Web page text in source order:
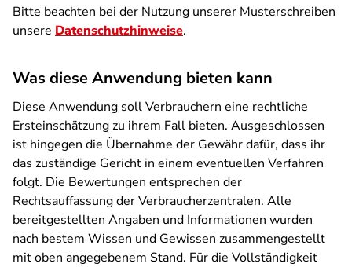
Bitte beachten bei der Nutzung unserer Musterschreiben
unsere Datenschutzhinweise.
Was diese Anwendung bieten kann
Diese Anwendung soll Verbrauchern eine rechtliche
Ersteinschätzung zu ihrem Fall bieten. Ausgeschlossen
ist hingegen die Übernahme der Gewähr dafür, dass ihr
das zuständige Gericht in einem eventuellen Verfahren
folgt. Die Bewertungen entsprechen der
Rechtsauffassung der Verbraucherzentralen. Alle
bereitgestellten Angaben und Informationen wurden
nach bestem Wissen und Gewissen zusammengestellt
mit oben angegebenem Stand. Für die Vollständigkeit